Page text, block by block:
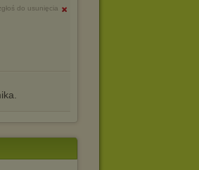
do usunięcia